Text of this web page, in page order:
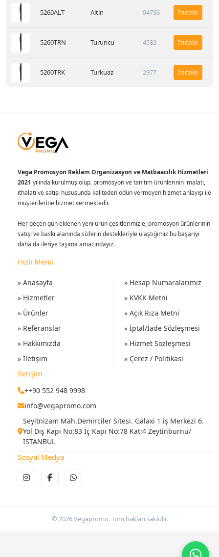
5260ALT Altın 94736 İncele
5260TRN Turuncu 4582 İncele
5260TRK Turkuaz 2977 İncele
Vega Promosyon Reklam Organizasyon ve Matbaacılık Hizmetleri
2021 yılında kurulmuş olup, promosyon ve tanıtım ürünlerinin imalatı,
ithalatı ve satışı hususunda kaliteden ödün vermeyen hizmet anlayışı ile
müşterilerine hizmet vermektedir.
Her geçen gün eklenen yeni ürün çeşitlerimizle, promosyon ürünlerinin
satışı ve baskı alanında sizlerin destekleriyle ulaştığımız bu başarıyı
daha da ileriye taşıma amacındayız.
Hızlı Menü
» Anasayfa
» Hizmetler
» Ürünler
» Referanslar
» Hakkımızda
» İletişim
» Hesap Numaralarımız
» KVKK Metni
» Açık Rıza Metni
» İptal/İade Sözleşmesi
» Hizmet Sözleşmesi
» Çerez / Politikası
İletişim
++90 552 948 9998
info@vegapromo.com
Seyitnizam Mah.Demirciler Sitesi. Galaxi 1 iş Merkezi 6.
Yol Dış Kapı No:83 İç Kapı No:78 Kat:4 Zeytinburnu/
İSTANBUL
Sosyal Medya
© 2026 Vegapromo. Tüm hakları saklıdır.